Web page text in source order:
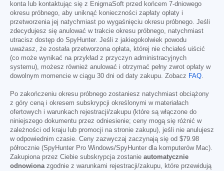
konta lub kontaktując się z EnigmaSoft przed końcem 7-dniowego
okresu próbnego, aby uniknąć konieczności zapłaty opłaty i
przetworzenia jej natychmiast po wygaśnięciu okresu próbnego. Jeśli
zdecydujesz się anulować w trakcie okresu próbnego, natychmiast
utracisz dostęp do SpyHunter. Jeśli z jakiegokolwiek powodu
uważasz, że została przetworzona opłata, której nie chciałeś uiścić
(co może wynikać na przykład z przyczyn administracyjnych
systemu), możesz również anulować i otrzymać pełny zwrot opłaty w
dowolnym momencie w ciągu 30 dni od daty zakupu. Zobacz FAQ.
Po zakończeniu okresu próbnego zostaniesz natychmiast obciążony
z góry ceną i okresem subskrypcji określonymi w materiałach
ofertowych i warunkach rejestracji/zakupu (które są włączone do
niniejszego dokumentu przez odniesienie; ceny mogą się różnić w
zależności od kraju lub promocji na stronie zakupu), jeśli nie anulujesz
w odpowiednim czasie. Ceny zazwyczaj zaczynają się od $79.98
półrocznie (SpyHunter Pro Windows/SpyHunter dla komputerów Mac).
Zakupiona przez Ciebie subskrypcja zostanie automatycznie
odnowionazgodnie z warunkami rejestracji/zakupu, które przewidują